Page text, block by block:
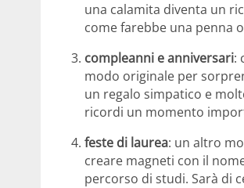
una calamita diventa un
come farebbe una penna
compleanni e anniversari:
modo originale per
un regalo simpatico e
ricordi un momento
feste di laurea: un altro
creare magneti con il
percorso di studi. Sarà di